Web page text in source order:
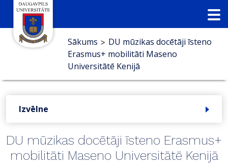
Sākums > DU mūzikas docētāji īsteno
Erasmus+ mobilitāti Maseno
Universitātē Kenijā
Izvēlne
DU mūzikas docētāji īsteno Erasmus+
mobilitāti Maseno Universitātē Kenijā